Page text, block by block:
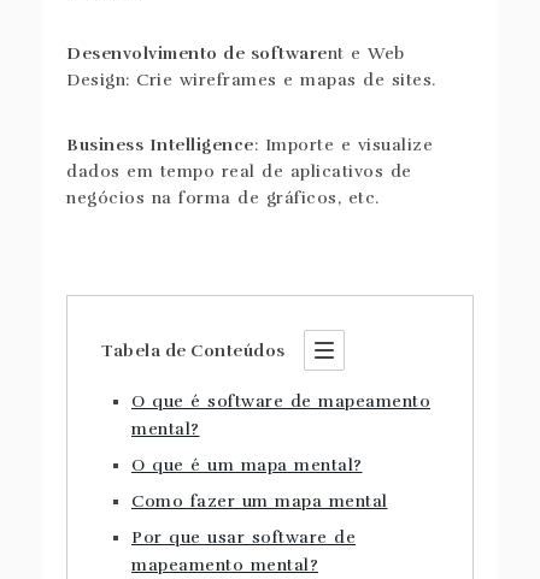
Desenvolvimento de softwarent e Web
Design: Crie wireframes e mapas de sites.
Business Intelligence: Importe e visualize
dados em tempo real de aplicativos de
negócios na forma de gráficos, etc.
Tabela de Conteúdos
O que é software de mapeamento
mental?
O que é um mapa mental?
Como fazer um mapa mental
Por que usar software de
mapeamento mental?